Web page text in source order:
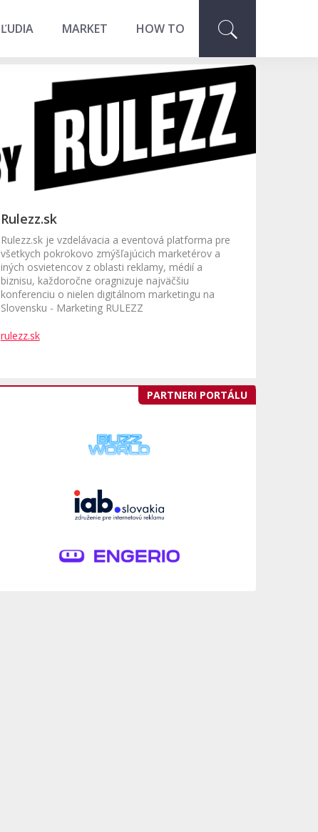
MARKET HOW TO
Rulezz.sk
Rulezz.sk je vzdelávacia a eventová platforma pre
všetkych pokrokovo zmýšľajúcich marketérov a
iných osvietencov z oblasti reklamy, médií a
biznisu, každoročne oragnizuje najväčšiu
konferenciu o nielen digitálnom marketingu na
Slovensku - Marketing RULEZZ
rulezz.sk
PARTNERI PORTÁLU